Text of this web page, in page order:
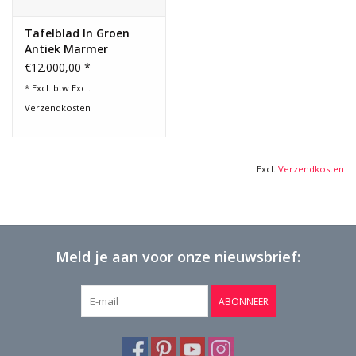
Tafelblad In Groen
Antiek Marmer
€12.000,00 *
* Excl. btw Excl.
Verzendkosten
Excl. Verzendkosten
Meld je aan voor onze nieuwsbrief:
ABONNEER